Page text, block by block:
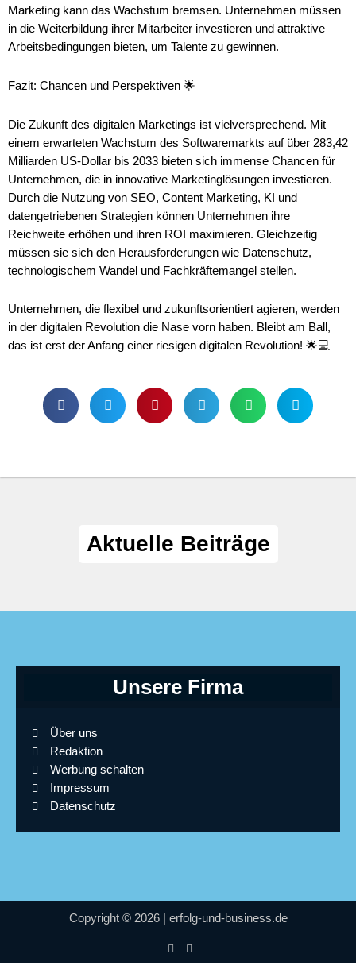
Marketing kann das Wachstum bremsen. Unternehmen müssen
in die Weiterbildung ihrer Mitarbeiter investieren und attraktive
Arbeitsbedingungen bieten, um Talente zu gewinnen.
Fazit: Chancen und Perspektiven 🌟
Die Zukunft des digitalen Marketings ist vielversprechend. Mit
einem erwarteten Wachstum des Softwaremarkts auf über 283,42
Milliarden US-Dollar bis 2033 bieten sich immense Chancen für
Unternehmen, die in innovative Marketinglösungen investieren.
Durch die Nutzung von SEO, Content Marketing, KI und
datengetriebenen Strategien können Unternehmen ihre
Reichweite erhöhen und ihren ROI maximieren. Gleichzeitig
müssen sie sich den Herausforderungen wie Datenschutz,
technologischem Wandel und Fachkräftemangel stellen.
Unternehmen, die flexibel und zukunftsorientiert agieren, werden
in der digitalen Revolution die Nase vorn haben. Bleibt am Ball,
das ist erst der Anfang einer riesigen digitalen Revolution! 🌟💻
Aktuelle Beiträge
Unsere Firma
Über uns
Redaktion
Werbung schalten
Impressum
Datenschutz
Copyright © 2026 | erfolg-und-business.de